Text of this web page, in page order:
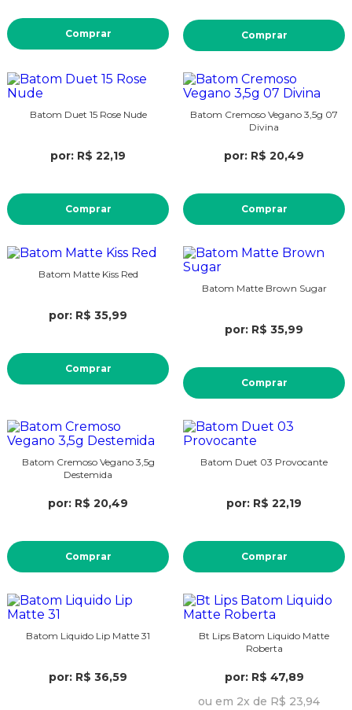
Comprar Comprar
Batom Duet 15 Rose Nude
por: R$ 22,19
Comprar
Batom Cremoso Vegano 3,5g 07
Divina
por: R$ 20,49
Comprar
Batom Matte Kiss Red
por: R$ 35,99
Comprar
Batom Matte Brown Sugar
por: R$ 35,99
Comprar
Batom Cremoso Vegano 3,5g
Destemida
por: R$ 20,49
Comprar
Batom Duet 03 Provocante
por: R$ 22,19
Comprar
Batom Liquido Lip Matte 31
por: R$ 36,59
Bt Lips Batom Liquido Matte
Roberta
por: R$ 47,89
ou em 2x de R$ 23,94